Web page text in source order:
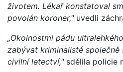
životem. Lékař konstatoval
povolán koroner,"uvedli
„Okolnostmi pádu
zabývat kriminalisté
civilní letectví,"sdělila policie